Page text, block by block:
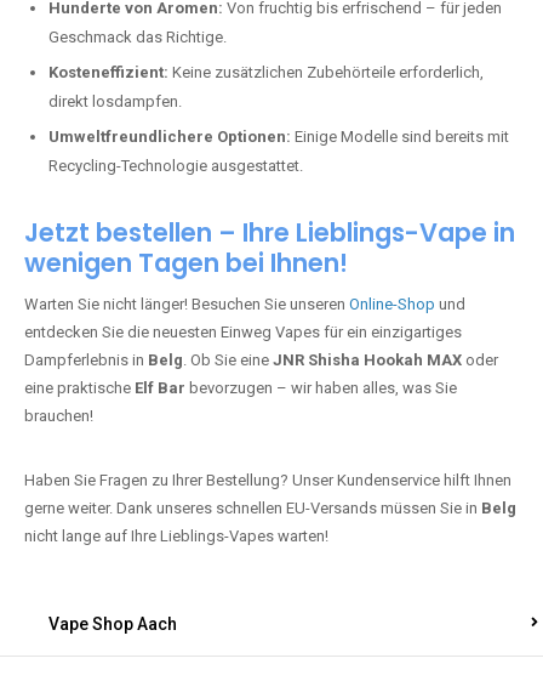
Hunderte von Aromen: Von fruchtig bis erfrischend – für jeden
Geschmack das Richtige.
Kosteneffizient: Keine zusätzlichen Zubehörteile erforderlich,
direkt losdampfen.
Umweltfreundlichere Optionen: Einige Modelle sind bereits mit
Recycling-Technologie ausgestattet.
Jetzt bestellen – Ihre Lieblings-Vape in
wenigen Tagen bei Ihnen!
Warten Sie nicht länger! Besuchen Sie unseren Online-Shop und
entdecken Sie die neuesten Einweg Vapes für ein einzigartiges
Dampferlebnis in Belg. Ob Sie eine JNR Shisha Hookah MAX oder
eine praktische Elf Bar bevorzugen – wir haben alles, was Sie
brauchen!
Haben Sie Fragen zu Ihrer Bestellung? Unser Kundenservice hilft Ihnen
gerne weiter. Dank unseres schnellen EU-Versands müssen Sie in Belg
nicht lange auf Ihre Lieblings-Vapes warten!
Vape Shop Aach